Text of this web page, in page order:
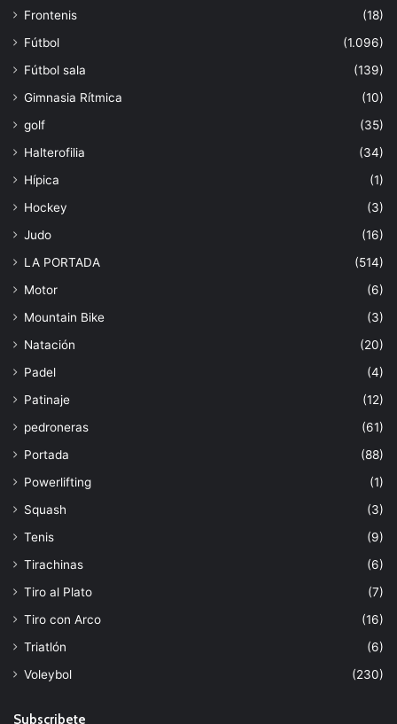
Frontenis
(18)
Fútbol
(1.096)
Fútbol sala
(139)
Gimnasia Rítmica
(10)
golf
(35)
Halterofilia
(34)
Hípica
(1)
Hockey
(3)
Judo
(16)
LA PORTADA
(514)
Motor
(6)
Mountain Bike
(3)
Natación
(20)
Padel
(4)
Patinaje
(12)
pedroneras
(61)
Portada
(88)
Powerlifting
(1)
Squash
(3)
Tenis
(9)
Tirachinas
(6)
Tiro al Plato
(7)
Tiro con Arco
(16)
Triatlón
(6)
Voleybol
(230)
Subscribete